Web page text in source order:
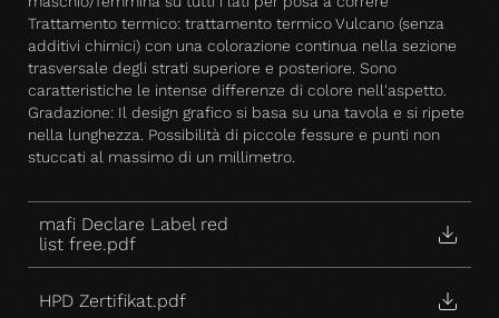
Trattamento termico: trattamento termico Vulcano (senza
additivi chimici) con una colorazione continua nella sezione
trasversale degli strati superiore e posteriore. Sono
caratteristiche le intense differenze di colore nell'aspetto.
Gradazione: Il design grafico si basa su una tavola e si ripete
nella lunghezza. Possibilità di piccole fessure e punti non
stuccati al massimo di un millimetro.
mafi Declare Label red
list free.pdf
HPD Zertifikat.pdf